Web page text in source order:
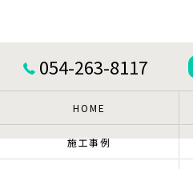
054-263-8117
HOME
施工事例